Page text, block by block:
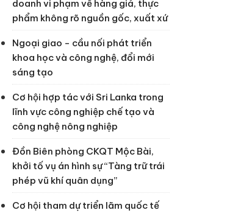
doanh vi phạm về hàng giả, thực
phẩm không rõ nguồn gốc, xuất xứ
Ngoại giao - cầu nối phát triển
khoa học và công nghệ, đổi mới
sáng tạo
Cơ hội hợp tác với Sri Lanka trong
lĩnh vực công nghiệp chế tạo và
công nghệ nông nghiệp
Đồn Biên phòng CKQT Mộc Bài,
khởi tố vụ án hình sự “Tàng trữ trái
phép vũ khí quân dụng”
Cơ hội tham dự triển lãm quốc tế